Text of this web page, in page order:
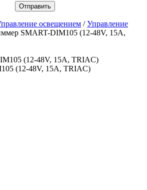
освещением /Управление
SMART-DIM105 (12-48V, 15A,
(12-48V, 15A, TRIAC)